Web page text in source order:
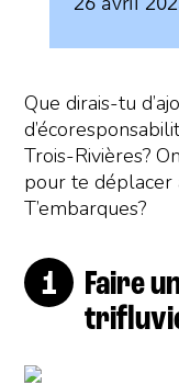
Que dirais-tu
Trois-Rivières?
pour te déplacer
T’embarques?
Faire